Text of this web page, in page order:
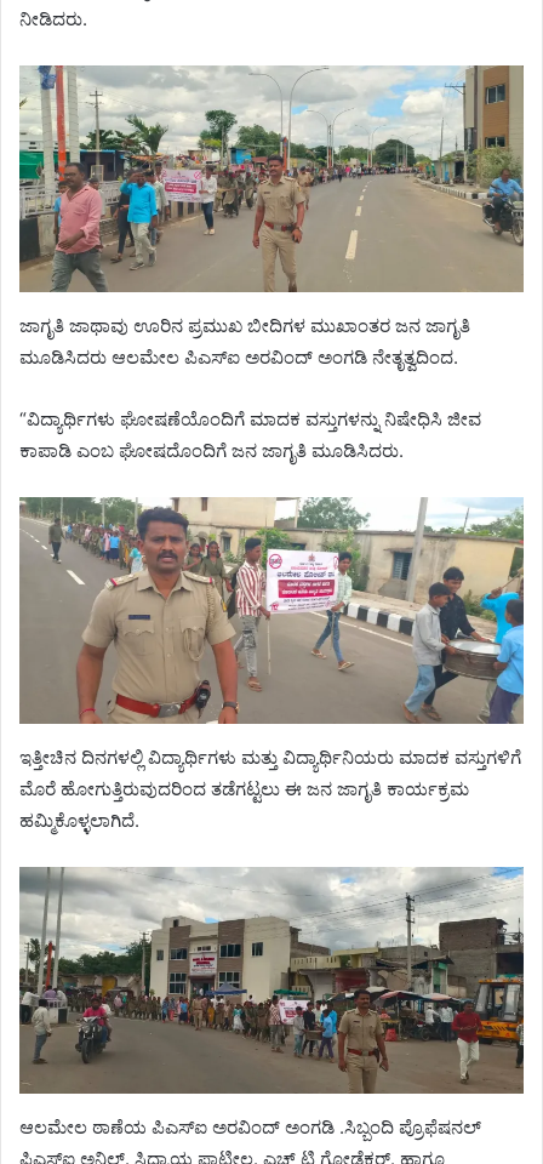
ನೀಡಿದರು.
ಜಾಗೃತಿ ಜಾಥಾವು ಊರಿನ ಪ್ರಮುಖ ಬೀದಿಗಳ ಮುಖಾಂತರ ಜನ ಜಾಗೃತಿ
ಮೂಡಿಸಿದರು ಆಲಮೇಲ ಪಿಎಸ್ಐ ಅರವಿಂದ್ ಅಂಗಡಿ ನೇತೃತ್ವದಿಂದ.
“ವಿದ್ಯಾರ್ಥಿಗಳು ಘೋಷಣೆಯೊಂದಿಗೆ ಮಾದಕ ವಸ್ತುಗಳನ್ನು ನಿಷೇಧಿಸಿ ಜೀವ
ಕಾಪಾಡಿ ಎಂಬ ಘೋಷದೊಂದಿಗೆ ಜನ ಜಾಗೃತಿ ಮೂಡಿಸಿದರು.
ಇತ್ತೀಚಿನ ದಿನಗಳಲ್ಲಿ ವಿದ್ಯಾರ್ಥಿಗಳು ಮತ್ತು ವಿದ್ಯಾರ್ಥಿನಿಯರು ಮಾದಕ ವಸ್ತುಗಳಿಗೆ
ಮೊರೆ ಹೋಗುತ್ತಿರುವುದರಿಂದ ತಡೆಗಟ್ಟಲು ಈ ಜನ ಜಾಗೃತಿ ಕಾರ್ಯಕ್ರಮ
ಹಮ್ಮಿಕೊಳ್ಳಲಾಗಿದೆ.
ಆಲಮೇಲ ಠಾಣೆಯ ಪಿಎಸ್ಐ ಅರವಿಂದ್ ಅಂಗಡಿ .ಸಿಬ್ಬಂದಿ ಪ್ರೊಫೆಷನಲ್
ಪಿಎಸ್ಐ ಅನಿಲ್. ಸಿದ್ರಾಯ ಪಾಟೀಲ. ಎಚ್ ಟಿ ಗೋಡೆಕರ್. ಹಾಗೂ